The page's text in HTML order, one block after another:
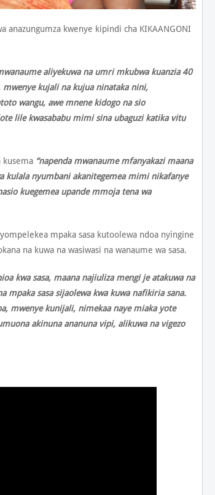
anazungumza kwenye kipindi cha KIKAANGONI
aliyekuwa na umri mkubwa kuanzia 40
kujali na kujua ninataka nini,
wangu, awe mnene kidogo na sio
lile kwasababu mimi sina ubaguzi katika vitu
kusema “napenda mwanaume mfanyakazi maana
kulala nyumbani akanitegemea mimi nikafanye
kuegemea upande mmoja tena wa
mpaka sasa kutoolewa ndoa nyingine
na kuwa na wasiwasi na wanaume wa sasa.
kwa sasa, maana najiuliza mengi je atakuwa na
mpaka sasa sijaolewa kwa kuwa nafikiria sana.
mwenye kunijali, nimekaa naye miaka yote
akinuna ananuna vipi, alikuwa na vigezo